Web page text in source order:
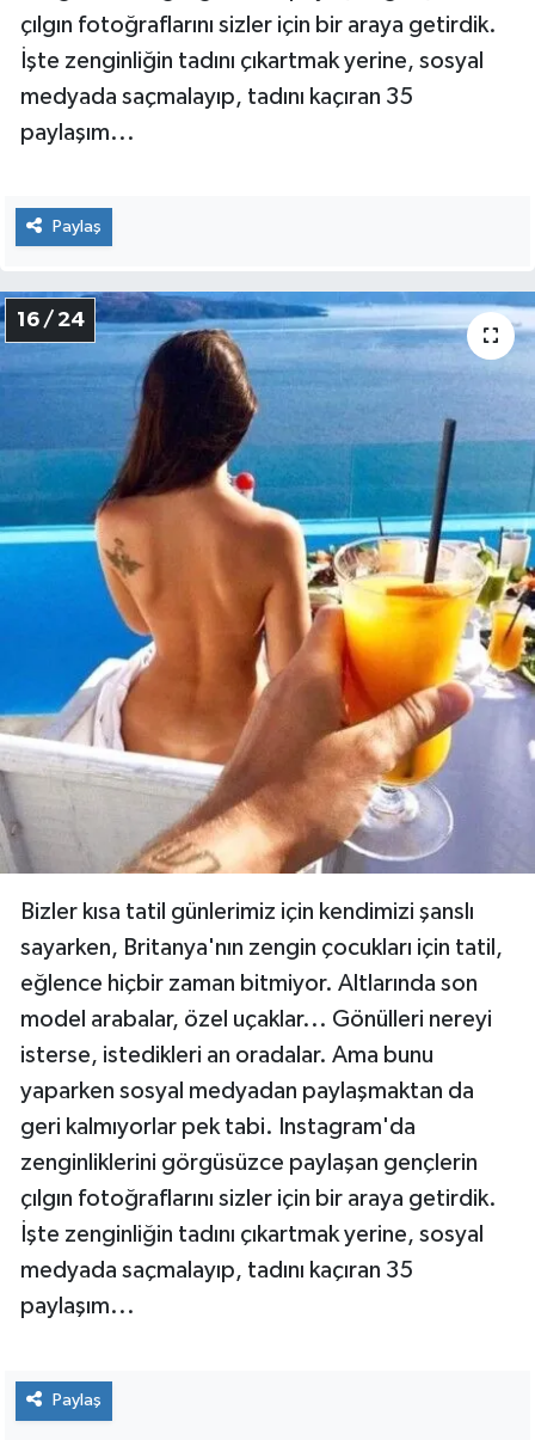
Bizler kısa tatil günlerimiz için kendimizi şanslı
eğlence hiçbir zaman bitmiyor. Altlarında son
isterse, istedikleri an oradalar. Ama bunu
yaparken sosyal medyadan paylaşmaktan da
geri kalmıyorlar pek tabi. Instagram'da
zenginliklerini görgüsüzce paylaşan gençlerin
çılgın fotoğraflarını sizler için bir araya getirdik.
İşte zenginliğin tadını çıkartmak yerine, sosyal
medyada saçmalayıp, tadını kaçıran 35
paylaşım...
16 / 24
Bizler kısa tatil günlerimiz için kendimizi şanslı
eğlence hiçbir zaman bitmiyor. Altlarında son